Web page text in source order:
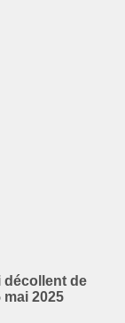
décollent de
2025